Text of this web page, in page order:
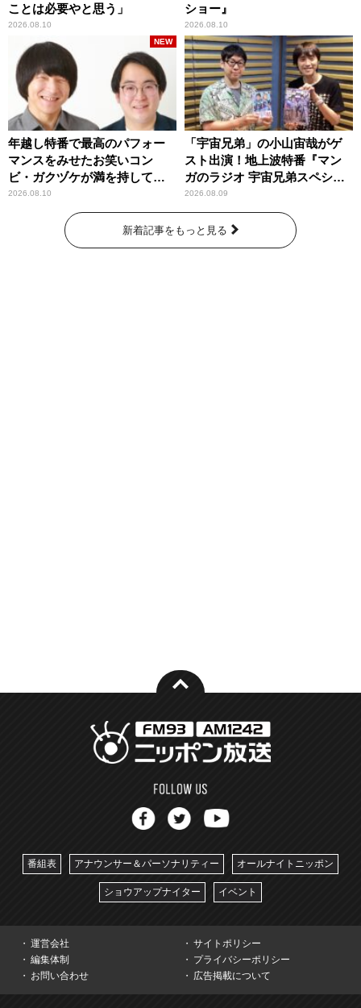
ことは必要やと思う」
2026.08.10
ショー』
2026.08.10
年越し特番で最高のパフォー
マンスをみせたお笑いコン
ビ・ガクヅケが満を持して
『オールナイトニッポン
0(ZERO)』に登場！
2026.08.10
NEW
「宇宙兄弟」の小山宙哉がゲ
スト出演！地上波特番『マン
ガのラジオ 宇宙兄弟スペシャ
ル 』
2026.08.09
新着記事をもっと見る
番組表 アナウンサー＆パーソナリティー オールナイトニッポン
ショウアップナイター イベント
運営会社
サイトポリシー
編集体制
プライバシーポリシー
お問い合わせ
広告掲載について